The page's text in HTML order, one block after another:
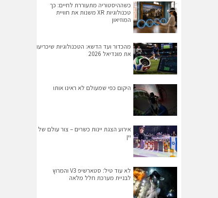
כשההיסטוריה מתעוררת לחיים: כך
טכנולוגיות XR משנות את חוויית
המוזיאון
מהכדור ועד הדשא: הטכנולוגיות שיכריעו
את מונדיאל 2026
היקום כפי שמעולם לא ראינו אותו
אירוע הצגת יינות כשרים – צור עולם של
יין
לא עוד טיל: סטארשיפ V3 והמרוץ
לבניית מערכת חלל מלאה